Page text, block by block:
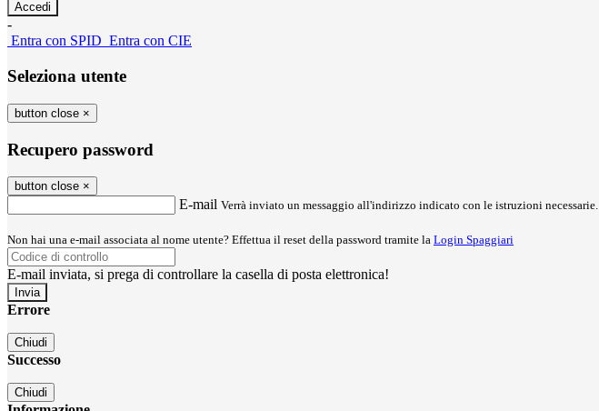
-
Entra con SPID Entra con CIE
Seleziona utente
button close ×
Recupero password
button close ×
E-mail Verrà inviato un messaggio all'indirizzo indicato con le istruzioni necessarie.
Non hai una e-mail associata al nome utente? Effettua il reset della password tramite la Login Spaggiari
E-mail inviata, si prega di controllare la casella di posta elettronica!
Errore
Chiudi
Successo
Chiudi